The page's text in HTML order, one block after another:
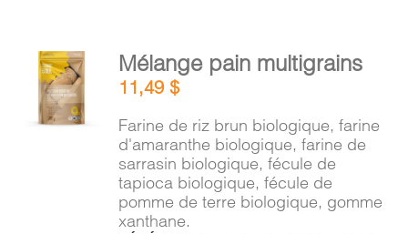
AJOUTER
AU
PANIER
Mélange pain multigrains
11,49$
Farine de riz brun biologique, farine
d'amaranthe biologique, farine de
sarrasin biologique, fécule de
tapioca biologique, fécule de
pomme de terre biologique, gomme
xanthane.